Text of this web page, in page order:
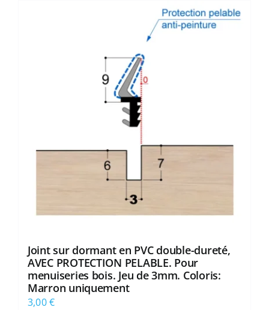
options
peuvent
être
choisies
page
du
Joint sur dormant en PVC double-dureté,
AVEC PROTECTION PELABLE. Pour
menuiseries bois. Jeu de 3mm. Coloris:
Marron uniquement
3,00€